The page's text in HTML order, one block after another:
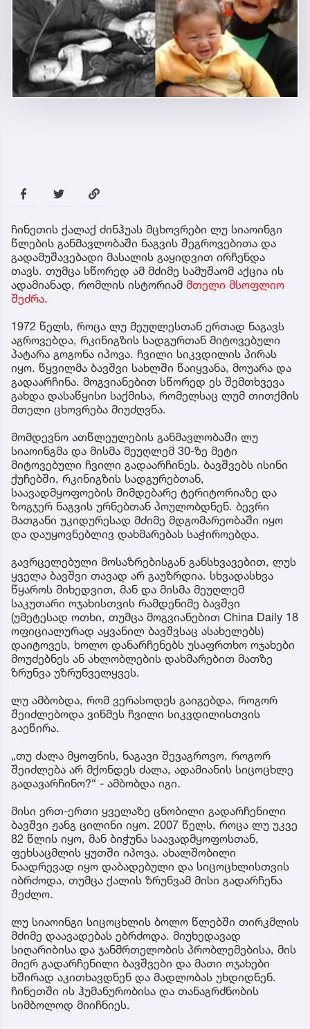
ჩინეთის ქალაქ ძინჰუას მცხოვრები ლუ სიაოინგი
წლების განმავლობაში ნაგვის შეგროვებითა და
გადამუშავებადი მასალის გაყიდვით ირჩენდა
თავს. თუმცა სწორედ ამ მძიმე სამუშაომ აქცია ის
ადამიანად, რომლის ისტორიამ მთელი მსოფლიო
შეძრა.
1972 წელს, როცა ლუ მეუღლესთან ერთად ნაგავს
აგროვებდა, რკინიგზის სადგურთან მიტოვებული
პატარა გოგონა იპოვა. ჩვილი სიკვდილის პირას
იყო. წყვილმა ბავშვი სახლში წაიყვანა, მოუარა და
გადაარჩინა. მოგვიანებით სწორედ ეს შემთხვევა
გახდა დასაწყისი საქმისა, რომელსაც ლუმ თითქმის
მთელი ცხოვრება მიუძღვნა.
მომდევნო ათწლეულების განმავლობაში ლუ
სიაოინგმა და მისმა მეუღლემ 30-ზე მეტი
მიტოვებული ჩვილი გადაარჩინეს. ბავშვებს ისინი
ქუჩებში, რკინიგზის სადგურებთან,
საავადმყოფოების მიმდებარე ტერიტორიაზე და
ზოგჯერ ნაგვის ურნებთან პოულობდნენ. ბევრი
მათგანი უკიდურესად მძიმე მდგომარეობაში იყო
და დაუყოვნებლივ დახმარებას საჭიროებდა.
გავრცელებული მოსაზრებისგან განსხვავებით, ლუს
ყველა ბავშვი თავად არ გაუზრდია. სხვადასხვა
წყაროს მიხედვით, მან და მისმა მეუღლემ
საკუთარი ოჯახისთვის რამდენიმე ბავშვი
(უმეტესად ოთხი, თუმცა მოგვიანებით China Daily 18
ოფიციალურად აყვანილ ბავშვსაც ასახელებს)
დაიტოვეს, ხოლო დანარჩენებს უსაფრთხო ოჯახები
მოუძებნეს ან ახლობლების დახმარებით მათზე
ზრუნვა უზრუნველყვეს.
ლუ ამბობდა, რომ ვერასოდეს გაიგებდა, როგორ
შეიძლებოდა ვინმეს ჩვილი სიკვდილისთვის
გაეწირა.
„თუ ძალა მყოფნის, ნაგავი შევაგროვო, როგორ
შეიძლება არ მქონდეს ძალა, ადამიანის სიცოცხლე
გადავარჩინო?“ - ამბობდა იგი.
მისი ერთ-ერთი ყველაზე ცნობილი გადარჩენილი
ბავშვი ჟანგ ცილინი იყო. 2007 წელს, როცა ლუ უკვე
82 წლის იყო, მან ბიჭუნა საავადმყოფოსთან,
ფეხსაცმლის ყუთში იპოვა. ახალშობილი
ნაადრევად იყო დაბადებული და სიცოცხლისთვის
იბრძოდა, თუმცა ქალის ზრუნვამ მისი გადარჩენა
შეძლო.
ლუ სიაოინგი სიცოცხლის ბოლო წლებში თირკმლის
მძიმე დაავადებას ებრძოდა. მიუხედავად
სიღარიბისა და ჯანმრთელობის პრობლემებისა, მის
მიერ გადარჩენილი ბავშვები და მათი ოჯახები
ხშირად აკითხავდნენ და მადლობას უხდიდნენ.
ჩინეთში ის ჰუმანურობისა და თანაგრძნობის
სიმბოლოდ მიიჩნიეს.